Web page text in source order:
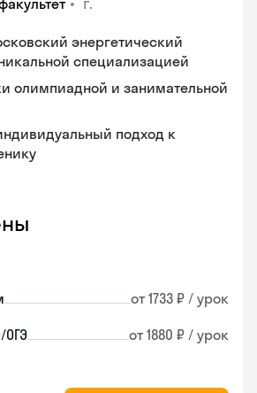
энергетический
специализацией
олимпиадной и занимательной
подход к
от 1733 ₽ / урок
ОГЭ от 1880 ₽ / урок